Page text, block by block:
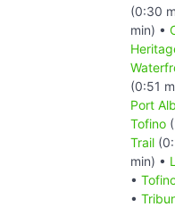
(0:30
min) •
(0:51
Port
Tofino
Trail
min) •
•
•